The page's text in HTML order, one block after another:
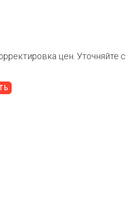
цен. Уточняйте